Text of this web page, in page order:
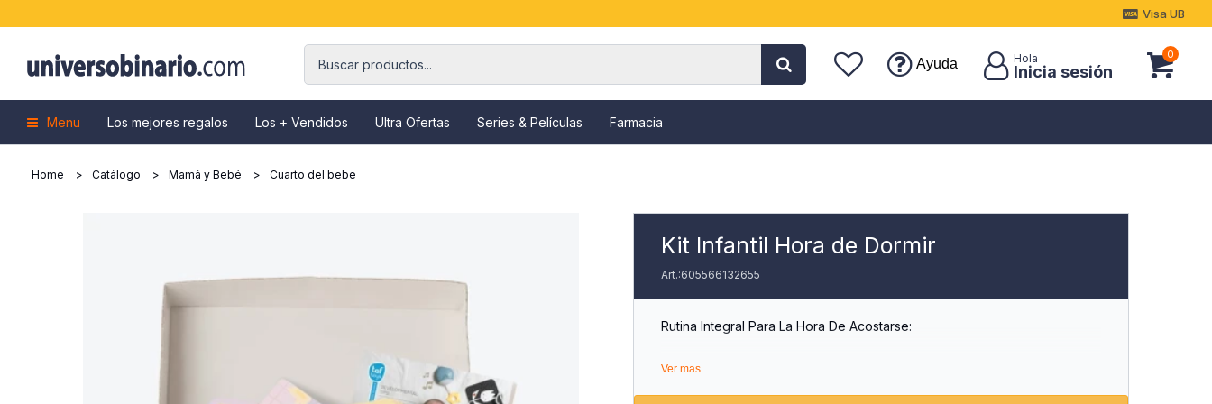
Menu Los mejores regalos Los + Vendidos Ultra Ofertas Series & Películas Farmacia
Ayuda
0
Visa UB
Home Catálogo Mamá y Bebé Cuarto del bebe
Kit Infantil Hora de Dormir
605566132655
Rutina Integral Para La Hora De Acostarse:
Nuestro Kit Para Dormir Ofrece Una Solución Completa Para Los Padres
Acostarse Para Su Bebé.
Ver mas